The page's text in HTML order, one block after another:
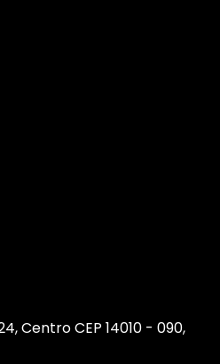
Centro CEP 14010 - 090,